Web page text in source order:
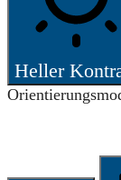
Heller